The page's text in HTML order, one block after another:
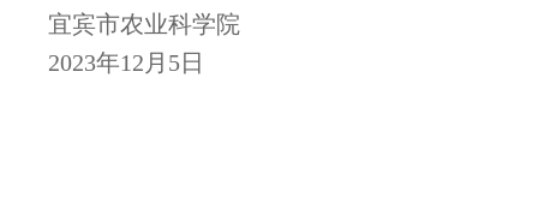
宜宾市农业科学院
2023年12月5日